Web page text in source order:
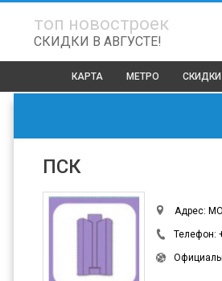
топ новостроек
СКИДКИ В АВГУСТЕ!
КАРТА МЕТРО СКИДКИ
ПСК
Адрес:
Телефон: